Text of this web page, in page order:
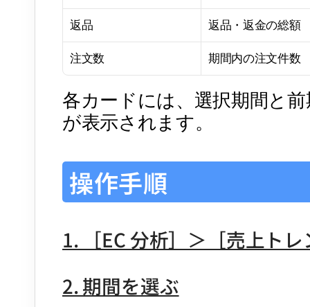
返品 返品・返金の総額
注文数 期間内の注文件数
各カードには、選択期間と
が表示されます。
操作手順
1. ［EC 分析］＞［売上ト
2. 期間を選ぶ